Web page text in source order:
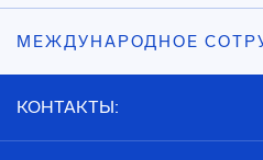
МЕЖДУНАРОДНОЕ
КОНТАКТЫ: